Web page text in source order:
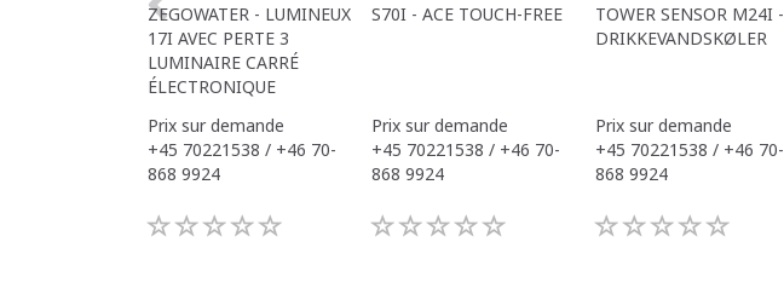
ZEGOWATER - LUMINEUX
17I AVEC PERTE 3
LUMINAIRE CARRÉ
ÉLECTRONIQUE
Prix sur demande
+45 70221538 / +46 70-
868 9924
S70I - ACE TOUCH-FREE
Prix sur demande
+45 70221538 / +46 70-
868 9924
TOWER SENSOR M24I -
DRIKKEVANDSKØLER
Prix sur demande
+45 70221538 / +46 70-
868 9924